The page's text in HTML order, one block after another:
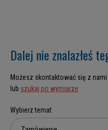
Dalej nie znalazłeś
Możesz skontaktować się z
lub szukaj po wymiarze